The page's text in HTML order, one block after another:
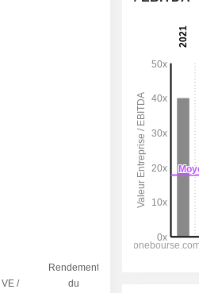
VE /
Rendement
du